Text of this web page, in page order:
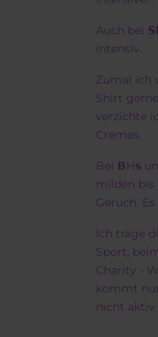
Auch bei
intensiv.
Zumal ich
Shirt
verzichte
Cremes.
Bei 𝗕H𝘀
milden bis
Geruch.
Ich trage
Sport,
Charity -
kommt
nicht aktiv